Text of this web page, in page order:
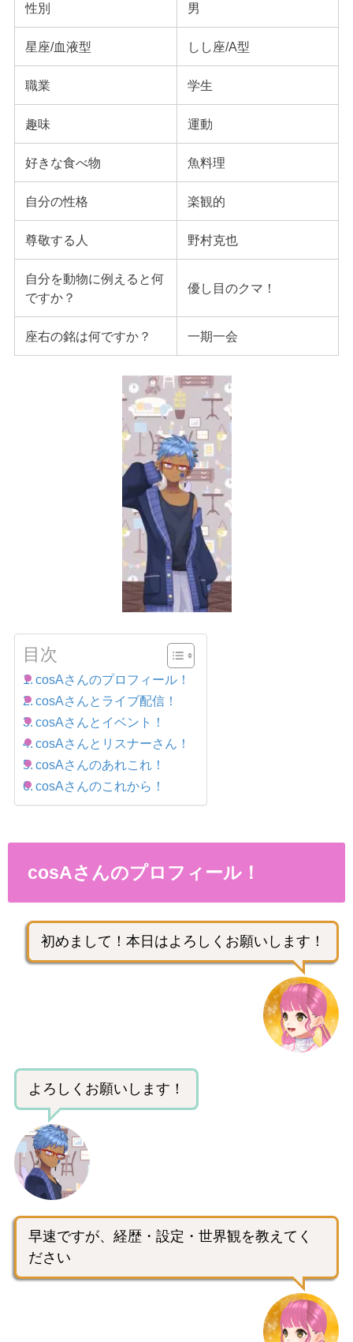
性別 男
星座/血液型 しし座/A型
職業 学生
趣味 運動
好きな食べ物 魚料理
自分の性格 楽観的
尊敬する人 野村克也
自分を動物に例えると何
ですか？
優し目のクマ！
座右の銘は何ですか？ 一期一会
目次
cosAさんのプロフィール！
cosAさんとライブ配信！
cosAさんとイベント！
cosAさんとリスナーさん！
cosAさんのあれこれ！
cosAさんのこれから！
cosAさんのプロフィール！
初めまして！本日はよろしくお願いします！
よろしくお願いします！
早速ですが、経歴・設定・世界観を教えてく
ださい